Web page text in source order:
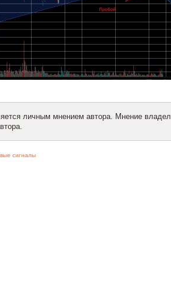
личным мнением автора. Мнение
сигналы